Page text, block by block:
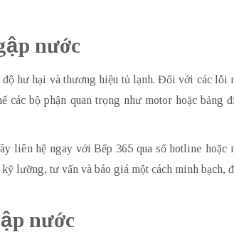
nước
hư hại và thương hiệu tủ lạnh. Đối với các lỗi
các bộ phận quan trọng như motor hoặc bảng
liên hệ ngay với Bếp 365 qua số hotline hoặc
lưỡng, tư vấn và báo giá một cách minh bạch,
nước